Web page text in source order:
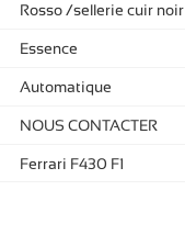
Rosso /sellerie cuir noir
Essence
Automatique
NOUS CONTACTER
Ferrari F430 F1